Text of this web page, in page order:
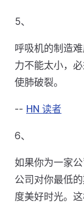
5、
呼吸机的制造
力不能太小，
使肺破裂。
-- HN 读者
6、
如果你为一家
公司对你最低
度美好时光。